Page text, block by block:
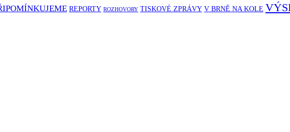
REPORTY ROZHOVORY TISKOVÉ ZPRÁVY V BRNĚ NA KOLE